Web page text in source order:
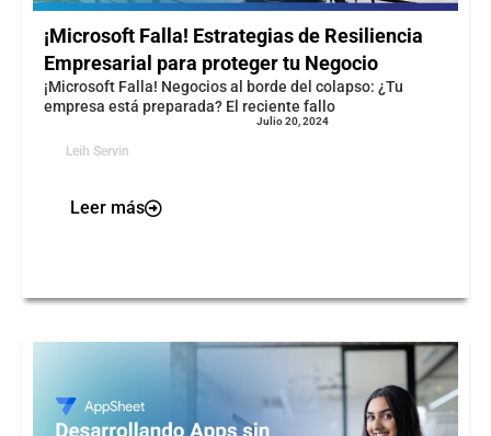
¡Microsoft Falla! Estrategias de Resiliencia
Empresarial para proteger tu Negocio
¡Microsoft Falla! Negocios al borde del colapso: ¿Tu
empresa está preparada? El reciente fallo
Leih Servin
Julio 20, 2024
Leer más